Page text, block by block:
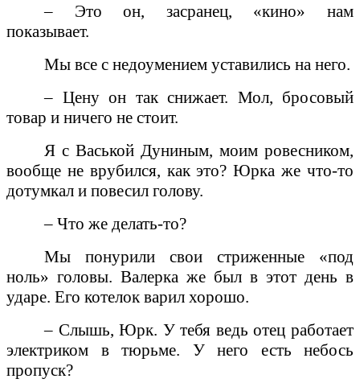
– Это он, засранец, «кино» нам
показывает.
Мы все с недоумением уставились на него.
– Цену он так снижает. Мол, бросовый
товар и ничего не стоит.
Я с Васькой Дуниным, моим ровесником,
вообще не врубился, как это? Юрка же что-то
дотумкал и повесил голову.
– Что же делать-то?
Мы понурили свои стриженные «под
ноль» головы. Валерка же был в этот день в
ударе. Его котелок варил хорошо.
– Слышь, Юрк. У тебя ведь отец работает
электриком в тюрьме. У него есть небось
пропуск?